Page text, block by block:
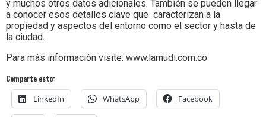
y muchos otros datos adicionales. También se pueden llegar
a conocer esos detalles clave que caracterizan a la
propiedad y aspectos del entorno como el sector y hasta de
la ciudad.
Para más información visite: www.lamudi.com.co
Comparte esto:
LinkedIn WhatsApp Facebook